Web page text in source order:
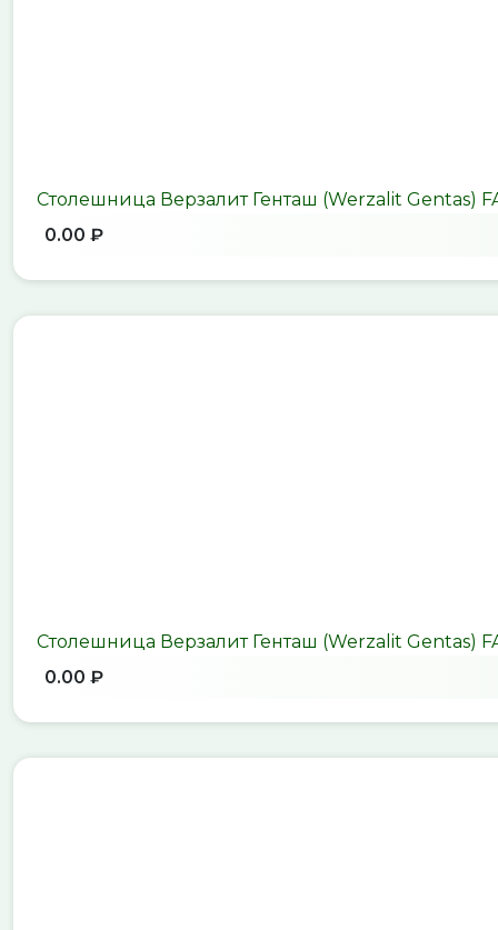
Столешница Верзалит Генташ (Werzalit Gentas)
0.00 ₽
Столешница Верзалит Генташ (Werzalit Gentas)
0.00 ₽